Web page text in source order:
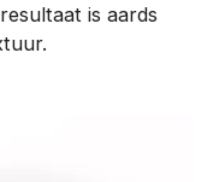
u
is aards